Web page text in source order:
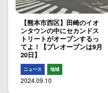
【熊本市西区】田崎のイオ
ンタウンの中にセカンドス
トリートがオープンするっ
てよ！【プレオープンは9月
20日】
ニュース 地域
2024.09.10